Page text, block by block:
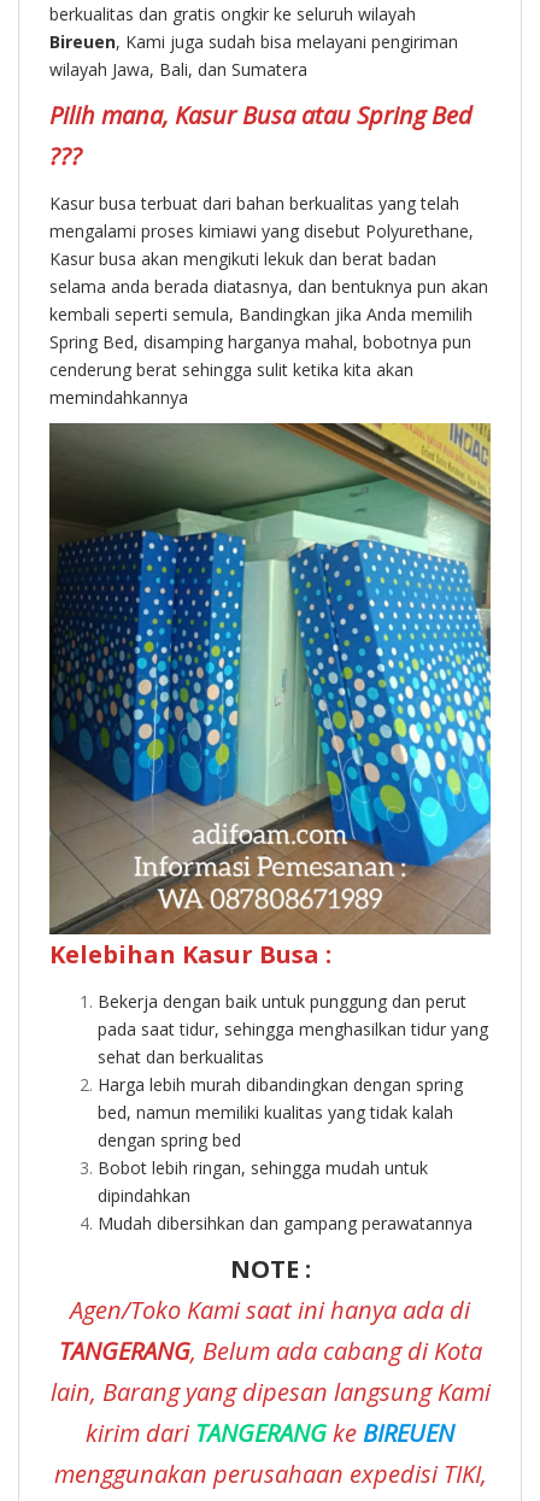
berkualitas dan gratis ongkir ke seluruh wilayah
Bireuen, Kami juga sudah bisa melayani pengiriman
wilayah Jawa, Bali, dan Sumatera
Pilih mana, Kasur Busa atau Spring Bed
???
Kasur busa terbuat dari bahan berkualitas yang telah
mengalami proses kimiawi yang disebut Polyurethane,
Kasur busa akan mengikuti lekuk dan berat badan
selama anda berada diatasnya, dan bentuknya pun akan
kembali seperti semula, Bandingkan jika Anda memilih
Spring Bed, disamping harganya mahal, bobotnya pun
cenderung berat sehingga sulit ketika kita akan
memindahkannya
Kelebihan Kasur Busa :
Bekerja dengan baik untuk punggung dan perut
pada saat tidur, sehingga menghasilkan tidur yang
sehat dan berkualitas
Harga lebih murah dibandingkan dengan spring
bed, namun memiliki kualitas yang tidak kalah
dengan spring bed
Bobot lebih ringan, sehingga mudah untuk
dipindahkan
Mudah dibersihkan dan gampang perawatannya
NOTE :
Agen/Toko Kami saat ini hanya ada di
TANGERANG, Belum ada cabang di Kota
lain, Barang yang dipesan langsung Kami
kirim dariTANGERANGkeBIREUEN
menggunakan perusahaan expedisi TIKI,